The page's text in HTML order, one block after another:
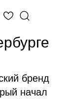
бренд
начал